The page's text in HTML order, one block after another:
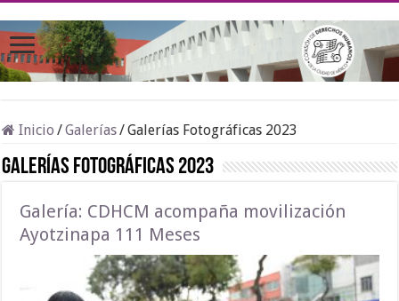
Inicio /Galerías/Galerías Fotográficas 2023
Galerías Fotográficas 2023
Galería: CDHCM acompaña movilización
Ayotzinapa 111 Meses